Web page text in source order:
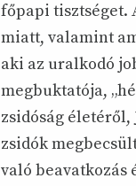
főpapi tisztséget.
miatt, valamint
aki az uralkodó
megbuktatója,
zsidóság életéről,
zsidók
való beavatkozás